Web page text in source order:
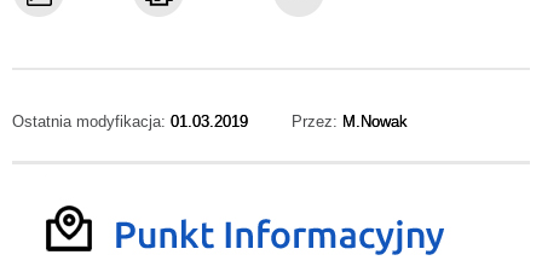
Ostatnia modyfikacja: 01.03.2019 Przez: M.Nowak